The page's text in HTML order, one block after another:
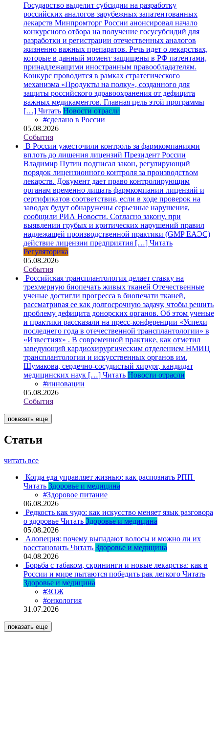
Государство выделит субсидии на разработку
российских аналогов зарубежных запатентованных
лекарств Минпромторг России анонсировал начало
конкурсного отбора на получение госусубсидий для
разработки и регистрации отечественных аналогов
жизненно важных препаратов. Речь идет о лекарствах,
которые в данный момент защищены в РФ патентами,
принадлежащими иностранным правообладателям.
Конкурс проводится в рамках стратегического
механизма «Продукты на полку», созданного для
защиты российского здравоохранения от дефицита
важных медикаментов. Главная цель этой программы
[…] Читать Новости отрасли
#сделано в России
05.08.2026
События
В России ужесточили контроль за фармкомпаниями
вплоть до лишения лицензий Президент России
Владимир Путин подписал закон, регулирующий
порядок лицензионного контроля за производством
лекарств. Документ дает право контролирующим
органам временно лишать фармкомпании лицензий и
сертификатов соответствия, если в ходе проверок на
заводах будут обнаружены серьезные нарушения,
сообщили РИА Новости. Согласно закону, при
выявлении грубых и критических нарушений правил
надлежащей производственной практики (GMP ЕАЭС)
действие лицензии предприятия […] Читать
Регуляторика
05.08.2026
События
Российская трансплантология делает ставку на
трехмерную биопечать живых тканей Отечественные
ученые достигли прогресса в биопечати тканей,
рассматривая ее как долгосрочную задачу, чтобы решить
проблему дефицита донорских органов. Об этом ученые
и практики рассказали на пресс-конференции «Успехи
последнего года в отечественной трансплантологии» в
«Известиях» . В современной практике, как отметил
заведующий кардиохирургическим отделением НМИЦ
трансплантологии и искусственных органов им.
Шумакова, сердечно-сосудистый хирург, кандидат
медицинских наук […] Читать Новости отрасли
#инновации
05.08.2026
События
показать еще
Статьи
читать все
Когда еда управляет жизнью: как распознать РПП
Читать Здоровье и медицина
#Здоровое питание
06.08.2026
Редкость как чудо: как искусство меняет язык разговора
о здоровье Читать Здоровье и медицина
05.08.2026
Алопеция: почему выпадают волосы и можно ли их
восстановить Читать Здоровье и медицина
04.08.2026
Борьба с табаком, скрининги и новые лекарства: как в
России и мире пытаются победить рак легкого Читать
Здоровье и медицина
#ЗОЖ
#онкология
31.07.2026
показать еще